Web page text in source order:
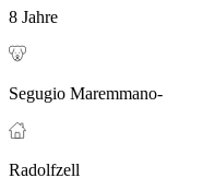
8 Jahre
Segugio Maremmano-
Radolfzell